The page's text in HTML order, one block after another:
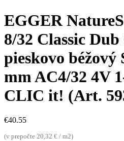
EGGER
8/32 Classic
pieskovo béžový
mm AC4/32 4V
CLIC it! (Art.
€40.55
(v prepočte 20,32 € / m2)